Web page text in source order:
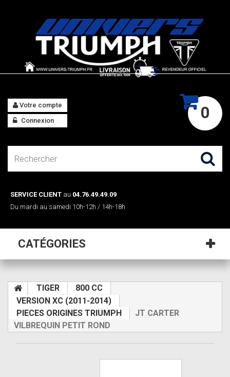
0
Votre compte
Connexion
SERVICE CLIENT au 04.76.49.49.09
Du mardi au samedi 10h-12h / 14h-18h
CATÉGORIES
TIGER
800 CC
VERSION XC (2011-2014)
PIECES ORIGINES TRIUMPH
JT CARTER
VILBREQUIN PETIT ROND